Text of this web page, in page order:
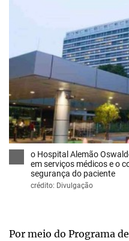
o Hospital Alemão
em serviços médicos e o
segurança do paciente
crédito: Divulgação
Por meio do Programa